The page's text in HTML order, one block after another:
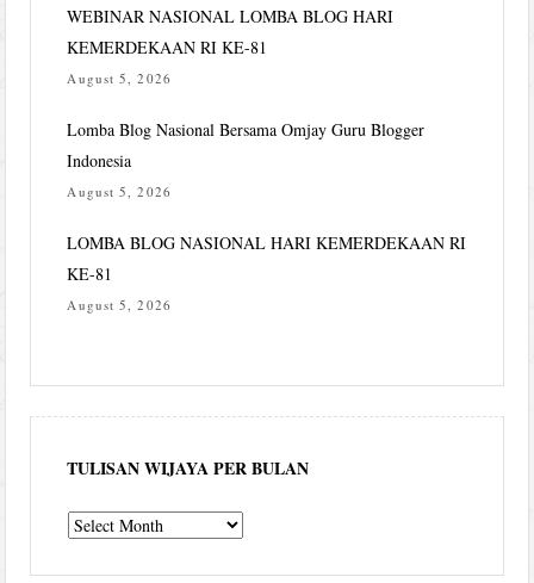
WEBINAR NASIONAL LOMBA BLOG HARI
KEMERDEKAAN RI KE-81
August 5, 2026
Lomba Blog Nasional Bersama Omjay Guru Blogger
Indonesia
August 5, 2026
LOMBA BLOG NASIONAL HARI KEMERDEKAAN RI
KE-81
August 5, 2026
TULISAN WIJAYA PER BULAN
Tulisan